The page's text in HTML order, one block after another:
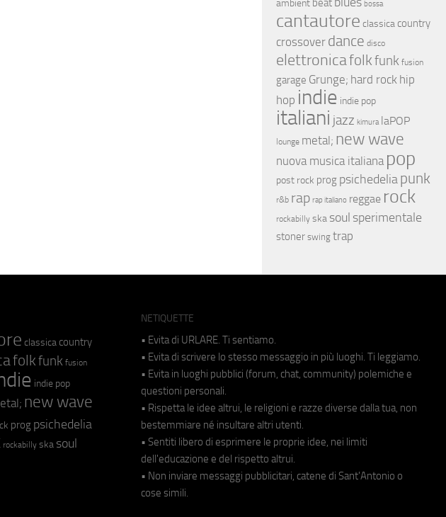
ambient beat bossa
cantautore classica country
crossover dance disco
elettronicafolkfunk fusion
garage Grunge; hard rock hip
hop indie indie pop
italiani jazz kimura laPOP
lounge metal; new wave
nuova musica italiana pop
post rock prog psichedeliapunk
r&b rap rap italiano reggae rock
rockabilly ska soul sperimentale
stoner swing trap
classica country
folkfunk fusion
indie pop
new wave
prog psichedelia
rockabilly ska soul
NETIQUETTE
• Evita di URLARE. Ti sentiamo.
• Evita di scrivere lo stesso messaggio in più luoghi. Ti leggiamo.
• Evita in luoghi pubblici (forum, chat, community) polemiche e
questioni personali.
• Rispetta le idee altrui, le religioni e razze diverse dalla tua, non
bestemmiare né insultare altri utenti.
• Sentiti libero di esprimere le proprie idee, nei limiti
dell'educazione e del rispetto altrui.
• Non inviare messaggi pubblicitari, catene di Sant'Antonio o
cose simili.